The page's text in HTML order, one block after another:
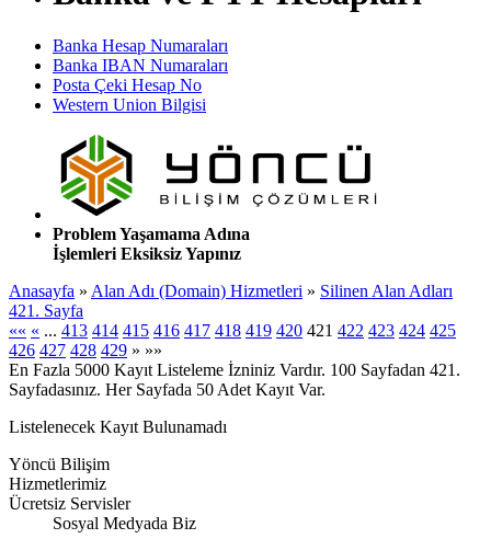
Banka Hesap Numaraları
Banka IBAN Numaraları
Posta Çeki Hesap No
Western Union Bilgisi
Problem Yaşamama Adına
İşlemleri Eksiksiz Yapınız
Anasayfa » Alan Adı (Domain) Hizmetleri » Silinen Alan Adları
421. Sayfa
«« « ... 413 414 415 416 417 418 419 420 421 422 423 424 425
426 427 428 429 » »»
En Fazla 5000 Kayıt Listeleme İzniniz Vardır. 100 Sayfadan 421.
Sayfadasınız. Her Sayfada 50 Adet Kayıt Var.
Listelenecek Kayıt Bulunamadı
Yöncü Bilişim
Hizmetlerimiz
Ücretsiz Servisler
Sosyal Medyada Biz